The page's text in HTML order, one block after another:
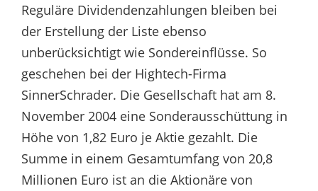
Reguläre Dividendenzahlungen bleiben bei
der Erstellung der Liste ebenso
unberücksichtigt wie Sondereinflüsse. So
geschehen bei der Hightech-Firma
SinnerSchrader. Die Gesellschaft hat am 8.
November 2004 eine Sonderausschüttung in
Höhe von 1,82 Euro je Aktie gezahlt. Die
Summe in einem Gesamtumfang von 20,8
Millionen Euro ist an die Aktionäre von